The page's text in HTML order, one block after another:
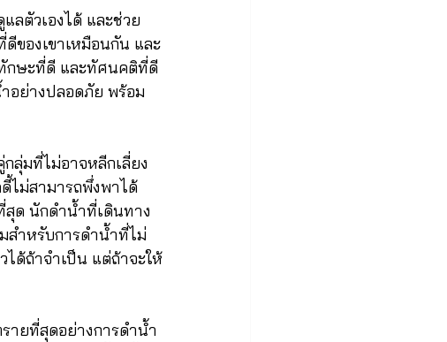
ลตัวเองได้ และช่วย
ดีของเขาเหมือนกัน และ
กษะที่ดี และทัศนคติที่ดี
อย่างปลอดภัย พร้อม
ลุ่มที่ไม่อาจหลีกเลี่ยง
ไม่สามารถพึ่งพาได้
ด นักดำน้ำที่เดินทาง
สำหรับการดำน้ำที่ไม่
ได้ถ้าจำเป็น แต่ถ้าจะให้
ายที่สุดอย่างการดำน้ำ